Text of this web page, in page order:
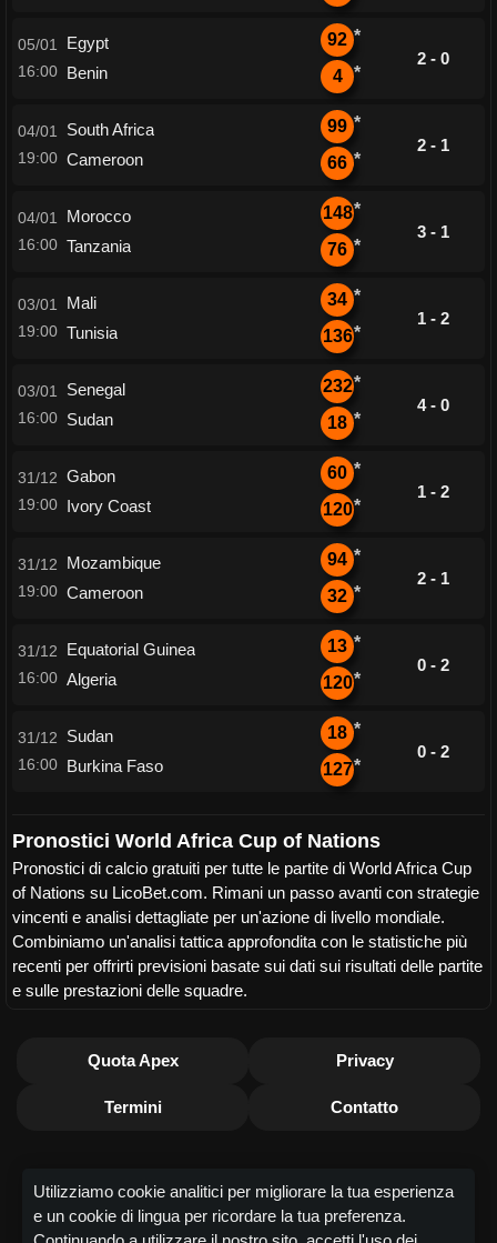
05/01
16:00
Egypt
Benin
92 *
4 *
2 - 0
04/01
19:00
South Africa
Cameroon
99 *
66 *
2 - 1
04/01
16:00
Morocco
Tanzania
148*
76 *
3 - 1
03/01
19:00
Mali
Tunisia
34 *
136*
1 - 2
03/01
16:00
Senegal
Sudan
232*
18 *
4 - 0
31/12
19:00
Gabon
Ivory Coast
60 *
120*
1 - 2
31/12
19:00
Mozambique
Cameroon
94 *
32 *
2 - 1
31/12
16:00
Equatorial Guinea
Algeria
13 *
120*
0 - 2
31/12
16:00
Sudan
Burkina Faso
18 *
127*
0 - 2
Pronostici World Africa Cup of Nations
Pronostici di calcio gratuiti per tutte le partite di World Africa Cup
of Nations su LicoBet.com. Rimani un passo avanti con strategie
vincenti e analisi dettagliate per un'azione di livello mondiale.
Combiniamo un'analisi tattica approfondita con le statistiche più
recenti per offrirti previsioni basate sui dati sui risultati delle partite
e sulle prestazioni delle squadre.
Quota Apex Privacy
Termini Contatto
Utilizziamo cookie analitici per migliorare la tua esperienza
e un cookie di lingua per ricordare la tua preferenza.